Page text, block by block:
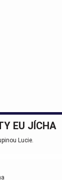
EU JÍCHA
Lucie.